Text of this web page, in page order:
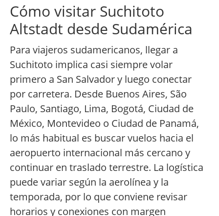
Cómo visitar Suchitoto
Altstadt desde Sudamérica
Para viajeros sudamericanos, llegar a
Suchitoto implica casi siempre volar
primero a San Salvador y luego conectar
por carretera. Desde Buenos Aires, São
Paulo, Santiago, Lima, Bogotá, Ciudad de
México, Montevideo o Ciudad de Panamá,
lo más habitual es buscar vuelos hacia el
aeropuerto internacional más cercano y
continuar en traslado terrestre. La logística
puede variar según la aerolínea y la
temporada, por lo que conviene revisar
horarios y conexiones con margen